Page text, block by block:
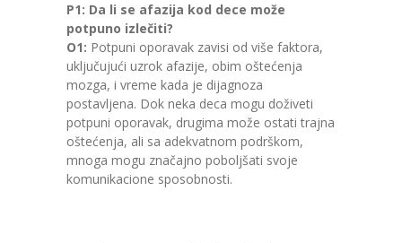
P1: Da li se afazija kod dece može
potpuno izlečiti?
O1: Potpuni oporavak zavisi od više faktora,
uključujući uzrok afazije, obim oštećenja
mozga, i vreme kada je dijagnoza
postavljena. Dok neka deca mogu doživeti
potpuni oporavak, drugima može ostati trajna
oštećenja, ali sa adekvatnom podrškom,
mnoga mogu značajno poboljšati svoje
komunikacione sposobnosti.